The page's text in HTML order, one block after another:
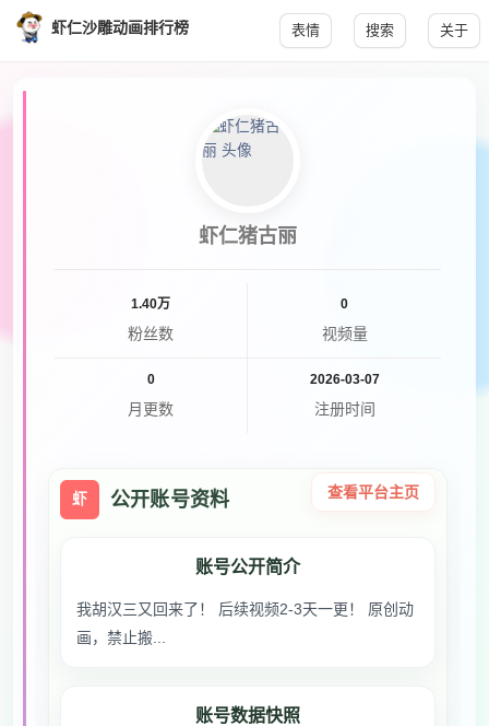
虾仁沙雕动画排行榜 表情 搜索 关于
虾仁猪古丽
1.40万
粉丝数
0
视频量
0
月更数
2026-03-07
注册时间
虾 公开账号资料 查看平台主页
账号公开简介
我胡汉三又回来了！ 后续视频2-3天一更！ 原创动
画，禁止搬...
账号数据快照